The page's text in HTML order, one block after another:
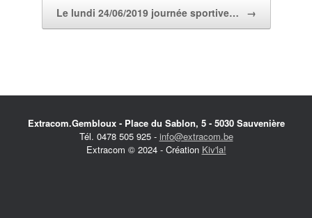
Le lundi 24/06/2019 journée sportive… →
Extracom.Gembloux - Place du Sablon, 5 - 5030 Sauvenière
Tél. 0478 505 925 - info@extracom.be
Extracom © 2024 - Création Kiv'la!